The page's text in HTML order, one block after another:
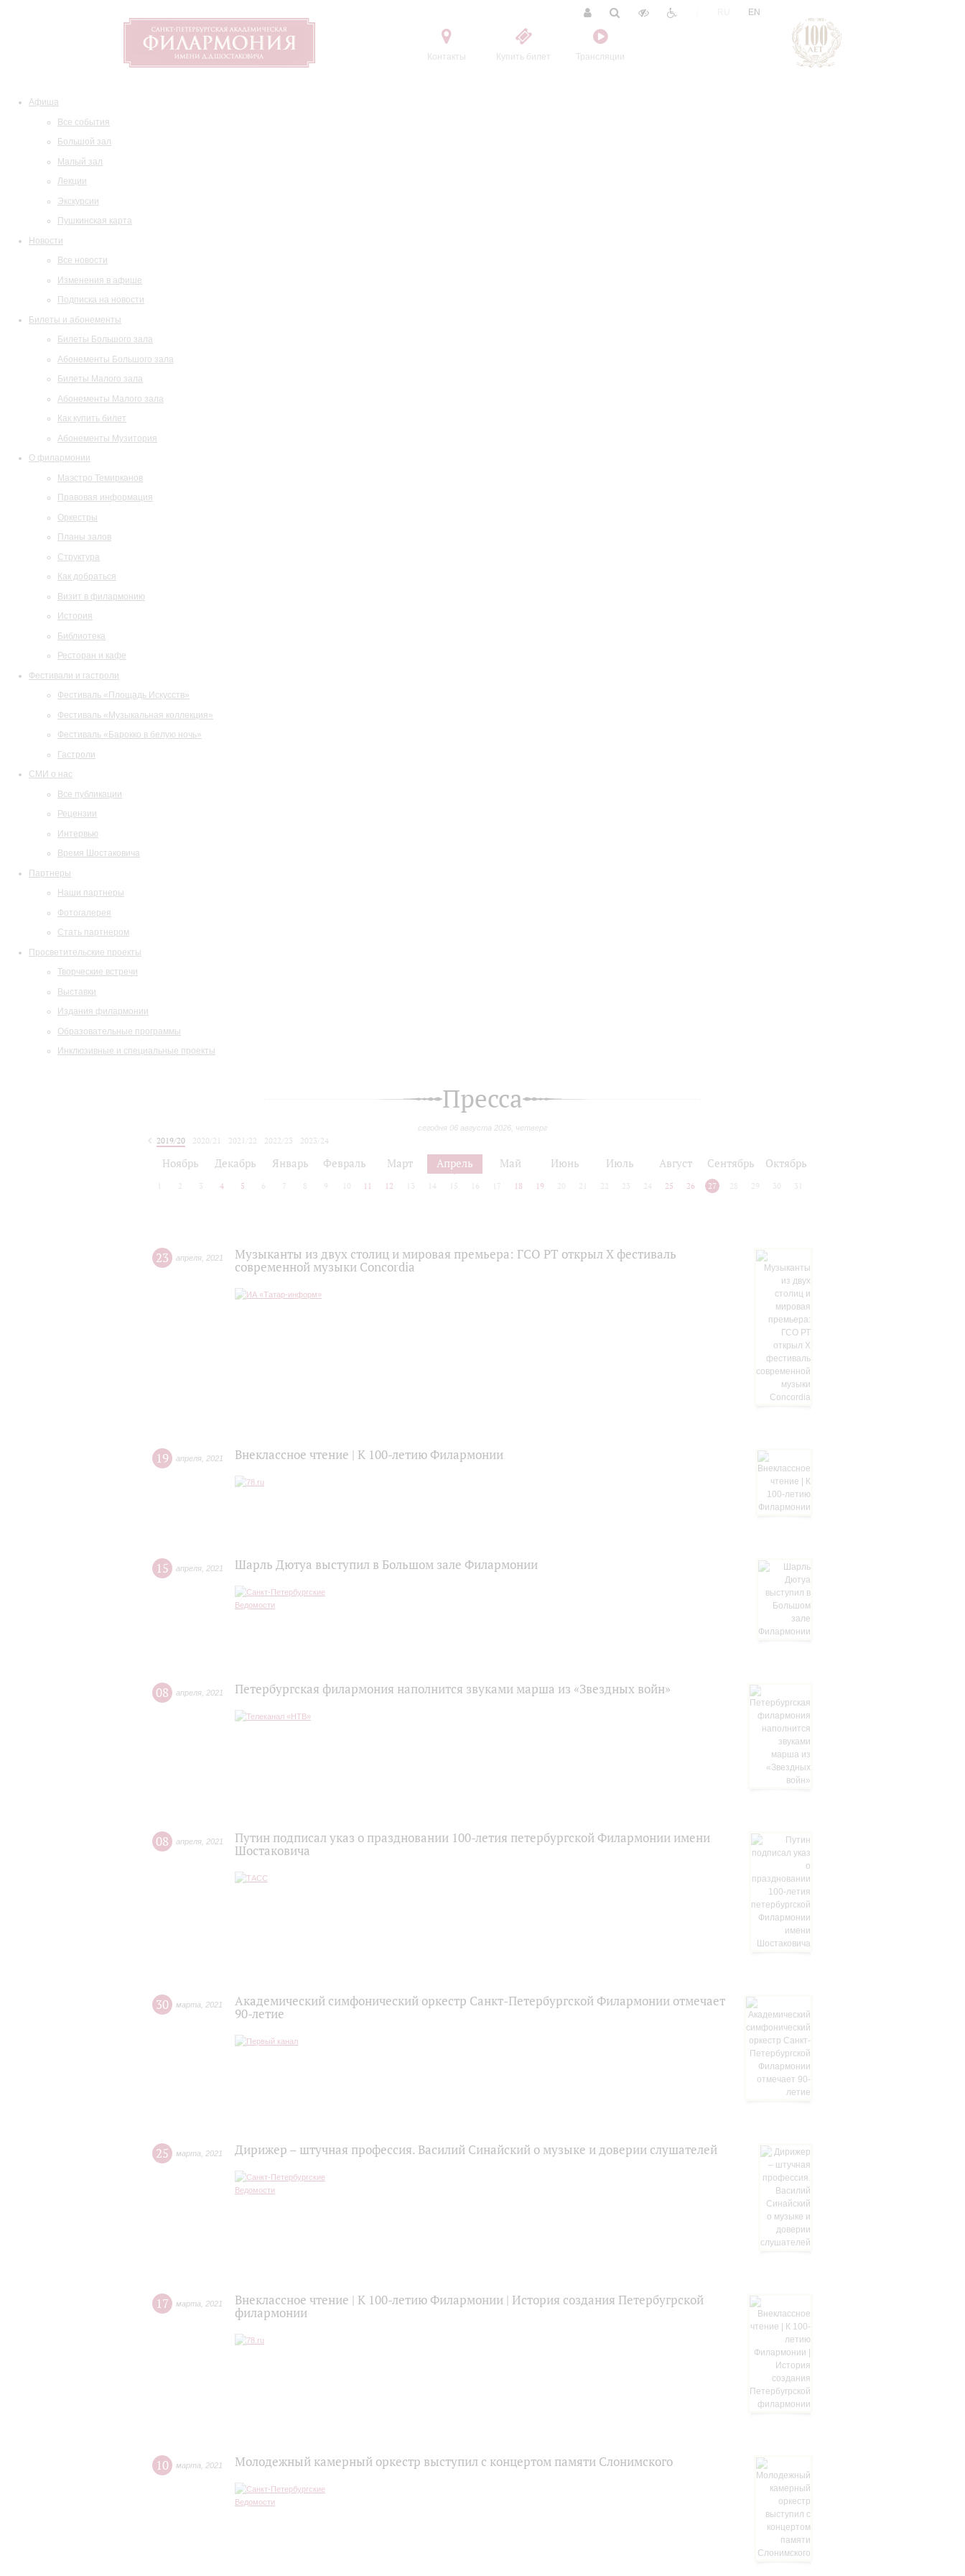
Контакты Купить билет Трансляции
EN
Афиша
Все события
Большой зал
Малый зал
Лекции
Экскурсии
Пушкинская карта
Новости
Все новости
Изменения в афише
Подписка на новости
Билеты и абонементы
Билеты Большого зала
Абонементы Большого зала
Билеты Малого зала
Абонементы Малого зала
Как купить билет
Абонементы Музитория
О филармонии
Маэстро Темирканов
Правовая информация
Оркестры
Планы залов
Структура
Как добраться
Визит в филармонию
История
Библиотека
Ресторан и кафе
Фестивали и гастроли
Фестиваль «Площадь Искусств»
Фестиваль «Музыкальная коллекция»
Фестиваль «Барокко в белую ночь»
Гастроли
СМИ о нас
Все публикации
Рецензии
Интервью
Время Шостаковича
Партнеры
Наши партнеры
Фотогалерея
Стать партнером
Просветительские проекты
Творческие встречи
Выставки
Издания филармонии
Образовательные программы
Инклюзивные и специальные проекты
Пресса
сегодня 06 августа 2026, четверг
2019/20 2020/21 2021/22 2022/23
2023/24
Ноябрь Декабрь Январь Февраль Март Апрель Май Июнь Июль Август Сентябрь Октябрь
2 3 4 5 6 7 8 9 10 11 12 13 14 15 16 17 18 19 20 21 22 23 24 25 26 27 28 29 30 31
23 апреля 2021
Музыканты из двух столиц и мировая премьера: ГСО РТ открыл X фестиваль
современной музыки Concordia
19 апреля 2021 Внеклассное чтение | К 100-летию Филармонии
15 апреля 2021 Шарль Дютуа выступил в Большом зале Филармонии
08 апреля 2021 Петербургская филармония наполнится звуками марша из «Звездных войн»
08 апреля 2021
Путин подписал указ о праздновании 100-летия петербургской Филармонии имени
Шостаковича
30 марта 2021
Академический симфонический оркестр Санкт-Петербургской Филармонии отмечает
90-летие
25 марта 2021 Дирижер – штучная профессия. Василий Синайский о музыке и доверии слушателей
17 марта 2021
Внеклассное чтение | К 100-летию Филармонии | История создания Петербугрской
филармонии
10 марта 2021 Молодежный камерный оркестр выступил с концертом памяти Слонимского